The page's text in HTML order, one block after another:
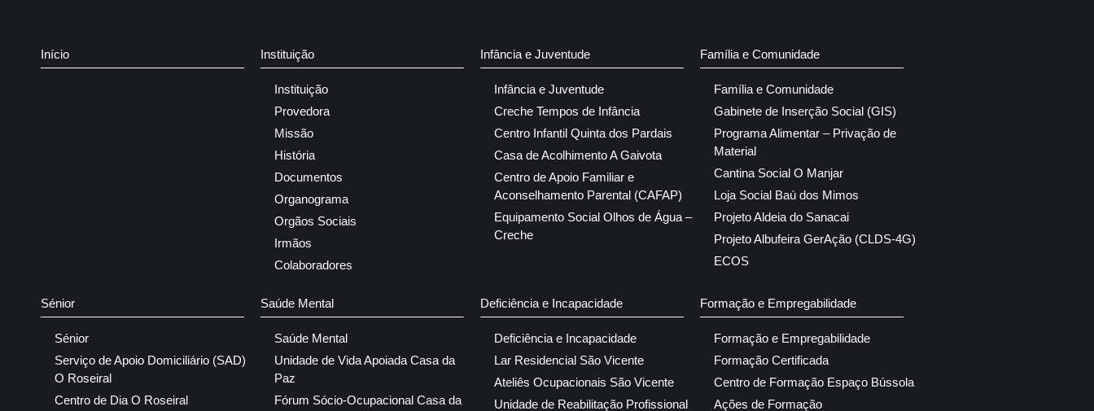
Início Instituição
Instituição
Provedora
Missão
História
Documentos
Organograma
Orgãos Sociais
Irmãos
Colaboradores
Infância e Juventude
Infância e Juventude
Creche Tempos de Infância
Centro Infantil Quinta dos Pardais
Casa de Acolhimento A Gaivota
Centro de Apoio Familiar e
Aconselhamento Parental (CAFAP)
Equipamento Social Olhos de Água –
Creche
Família e Comunidade
Família e Comunidade
Gabinete de Inserção Social (GIS)
Programa Alimentar – Privação de
Material
Cantina Social O Manjar
Loja Social Baú dos Mimos
Projeto Aldeia do Sanacai
Projeto Albufeira GerAção (CLDS-4G)
ECOS
Sénior
Sénior
Serviço de Apoio Domiciliário (SAD)
O Roseiral
Centro de Dia O Roseiral
Saúde Mental
Saúde Mental
Unidade de Vida Apoiada Casa da
Paz
Fórum Sócio-Ocupacional Casa da
Deficiência e Incapacidade
Deficiência e Incapacidade
Lar Residencial São Vicente
Ateliês Ocupacionais São Vicente
Unidade de Reabilitação Profissional
Formação e Empregabilidade
Formação e Empregabilidade
Formação Certificada
Centro de Formação Espaço Bússola
Ações de Formação